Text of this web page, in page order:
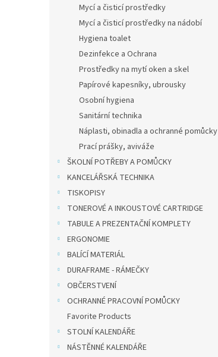
Mycí a čisticí prostředky
Mycí a čisticí prostředky na nádobí
Hygiena toalet
Dezinfekce a Ochrana
Prostředky na mytí oken a skel
Papírové kapesníky, ubrousky
Osobní hygiena
Sanitární technika
Náplasti, obinadla a ochranné pomůcky
Prací prášky, aviváže
ŠKOLNÍ POTŘEBY A POMŮCKY
KANCELÁŘSKÁ TECHNIKA
TISKOPISY
TONEROVÉ A INKOUSTOVÉ CARTRIDGE
TABULE A PREZENTAČNÍ KOMPLETY
ERGONOMIE
BALÍCÍ MATERIÁL
DURAFRAME - RÁMEČKY
OBČERSTVENÍ
OCHRANNÉ PRACOVNÍ POMŮCKY
Favorite Products
STOLNÍ KALENDÁŘE
NÁSTĚNNÉ KALENDÁŘE